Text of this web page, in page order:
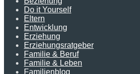
Do it Yourself
Eltern
Entwicklung
Erziehung
Erziehungsratgeber
Familie & Beruf
Familie & Leben
Familienblog